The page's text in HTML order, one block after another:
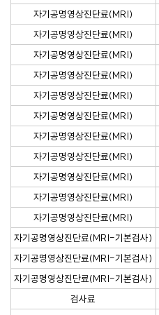
자기공명영상진단료(MRI)
자기공명영상진단료(MRI)
자기공명영상진단료(MRI)
자기공명영상진단료(MRI)
자기공명영상진단료(MRI)
자기공명영상진단료(MRI)
자기공명영상진단료(MRI)
자기공명영상진단료(MRI)
자기공명영상진단료(MRI)
자기공명영상진단료(MRI)
자기공명영상진단료(MRI)
자기공명영상진단료(MRI-기본검사)
자기공명영상진단료(MRI-기본검사)
자기공명영상진단료(MRI-기본검사)
검사료